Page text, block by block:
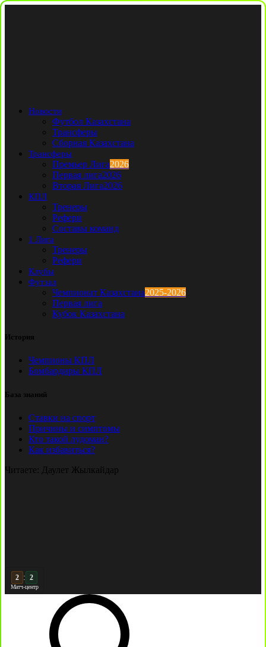
Новости
Футбол Казахстана
Трансферы
Сборная Казахстана
Трансферы
Премьер Лига2026
Первая лига2026
Вторая Лига2026
КПЛ
Тренеры
Рефери
Составы команд
1 Лига
Тренеры
Рефери
Клубы
Футзал
Чемпионат Казахстана2025-2026
Первая лига
Кубок Казахстана
История
Чемпионы КПЛ
Бомбардиры КПЛ
База знаний
Ставки на спорт
Причины и симптомы
Кто такой лудоман?
Как избавиться?
Читаете: Даулет Жылкайдар
3 : 3
Матч-центр